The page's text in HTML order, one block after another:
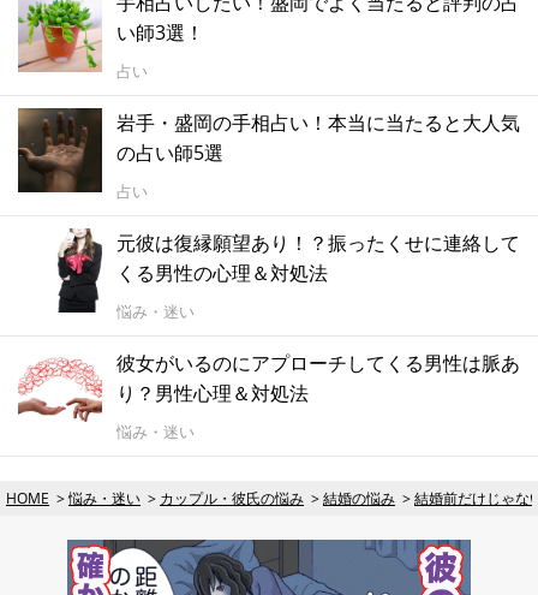
い師3選！
占い
岩手・盛岡の手相占い！本当に当たると大人気
の占い師5選
占い
元彼は復縁願望あり！？振ったくせに連絡して
くる男性の心理＆対処法
悩み・迷い
彼女がいるのにアプローチしてくる男性は脈あ
り？男性心理＆対処法
悩み・迷い
HOME 悩み・迷い カップル・彼氏の悩み 結婚の悩み 結婚前だけじゃな